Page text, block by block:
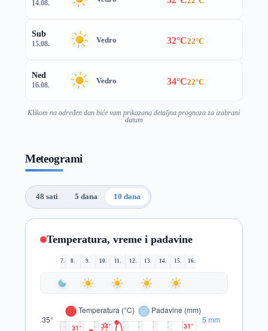
14.08.
Sub
15.08. Vedro 32°C22°C
Ned
16.08. Vedro 34°C22°C
Klikom na određen dan biće vam prikazana detaljna prognoza za izabrani
datum
Meteogrami
48 sati 5 dana 10 dana
Temperatura, vreme i padavine
7. 8. 9. 10. 11. 12. 13. 14. 15. 16.